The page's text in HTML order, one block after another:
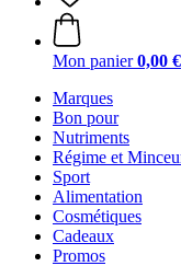
Mon panier 0,00 €
Marques
Bon pour
Nutriments
Régime et
Sport
Alimentation
Cosmétiques
Cadeaux
Promos